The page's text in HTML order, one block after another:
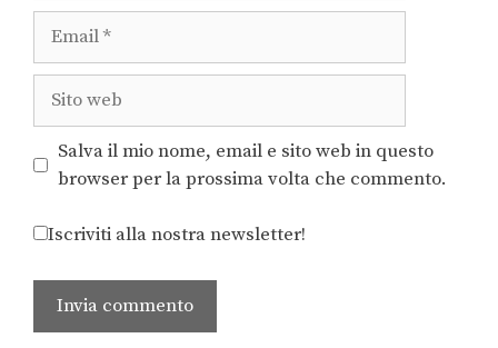
Salva il mio nome, email e sito web in questo
browser per la prossima volta che commento.
Iscriviti alla nostra newsletter!